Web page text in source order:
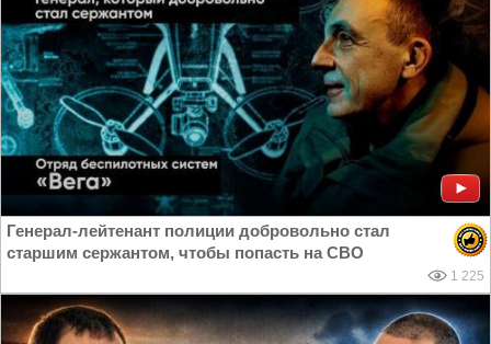
Генерал-лейтенант полиции добровольно стал
старшим сержантом, чтобы попасть на СВО
1 225